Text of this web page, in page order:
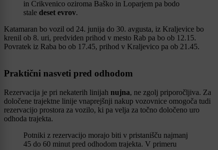
in Crikvenico oziroma Baško in Loparjem pa bodo
stale deset evrov.
Katamaran bo vozil od 24. junija do 30. avgusta, iz Kraljevice bo
krenil ob 8. uri, predviden prihod v mesto Rab pa bo ob 12.15.
Povratek iz Raba bo ob 17.45, prihod v Kraljevico pa ob 21.45.
Praktični nasveti pred odhodom
Rezervacija je pri nekaterih linijah nujna, ne zgolj priporočljiva. Za
določene trajektne linije vnaprejšnji nakup vozovnice omogoča tudi
rezervacijo prostora za vozilo, ki pa velja za točno določeno uro
odhoda trajekta.
Potniki z rezervacijo morajo biti v pristanišču najmanj
45 do 60 minut pred odhodom trajekta. V primeru